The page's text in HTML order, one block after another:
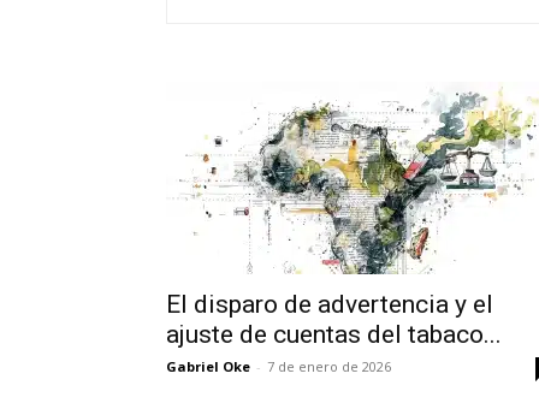
El disparo de advertencia y el
ajuste de cuentas del tabaco...
Gabriel Oke - 7 de enero de 2026